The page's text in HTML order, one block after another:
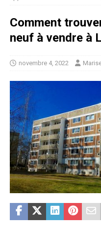
Comment
neuf à vendre à
novembre 4, 2022